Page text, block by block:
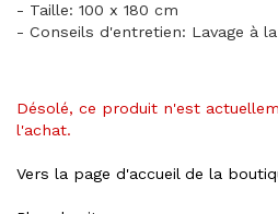
- Taille: 100 x 180 cm
- Conseils d'entretien: Lavage à
Désolé, ce produit n'est
l'achat.
Vers la page d'accueil de la